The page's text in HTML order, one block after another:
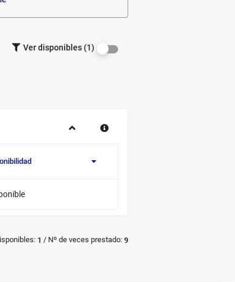
ejemplares
Ver disponibles (1)
1 / Nº de veces prestado: 9